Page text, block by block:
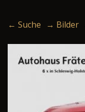
← Suche → Bilder